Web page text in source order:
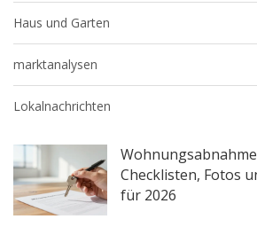
Haus und Garten
marktanalysen
Lokalnachrichten
Checklisten, Fotos
für 2026